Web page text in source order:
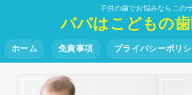
子供の歯でお悩みならこの
パパはこどもの
ホーム 免責事項 プライバシーポリ